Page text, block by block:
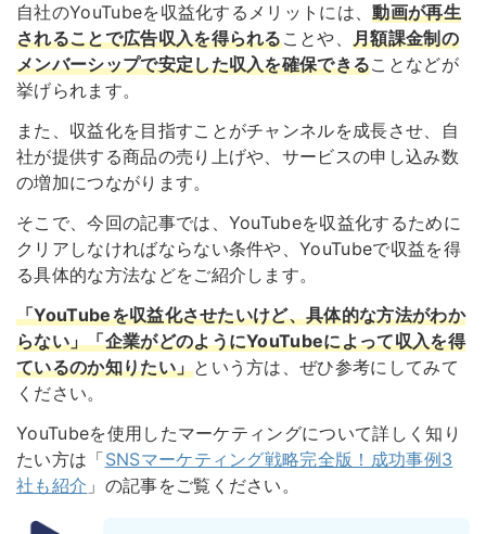
自社のYouTubeを収益化するメリットには、動画が再生
されることで広告収入を得られることや、月額課金制の
メンバーシップで安定した収入を確保できることなどが
挙げられます。
また、収益化を目指すことがチャンネルを成長させ、自
社が提供する商品の売り上げや、サービスの申し込み数
の増加につながります。
そこで、今回の記事では、YouTubeを収益化するために
クリアしなければならない条件や、YouTubeで収益を得
る具体的な方法などをご紹介します。
「YouTubeを収益化させたいけど、具体的な方法がわか
らない」「企業がどのようにYouTubeによって収入を得
ているのか知りたい」という方は、ぜひ参考にしてみて
ください。
YouTubeを使用したマーケティングについて詳しく知り
たい方は「SNSマーケティング戦略完全版！成功事例3
社も紹介 」の記事をご覧ください。